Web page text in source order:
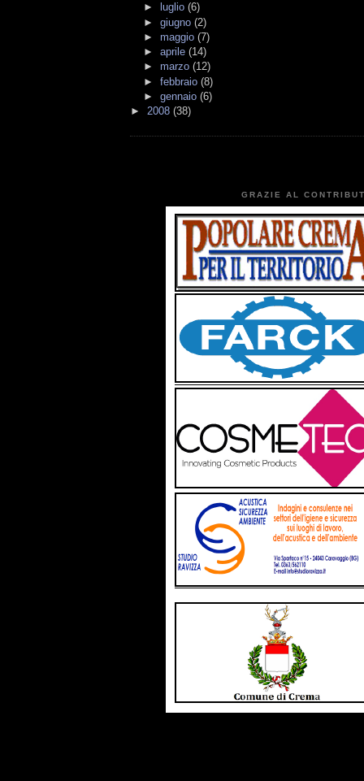
►
luglio (6)
► giugno (2)
► maggio (7)
► aprile (14)
► marzo (12)
► febbraio (8)
► gennaio (6)
► 2008 (38)
GRAZIE AL